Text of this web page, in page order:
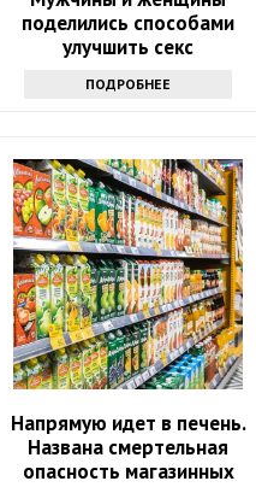
поделились способами
улучшить секс
ПОДРОБНЕЕ
Напрямую идет в печень.
Названа смертельная
опасность магазинных